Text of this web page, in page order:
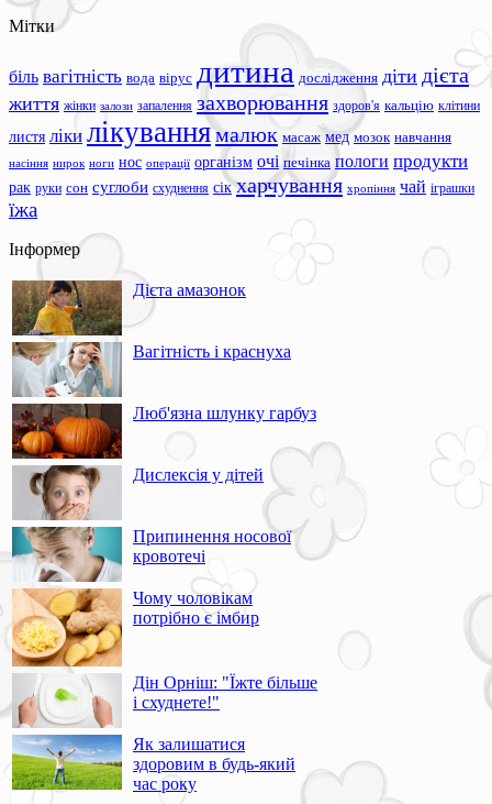
Мітки
біль вагітність вода вірус дитина дослідження діти дієта
життя жінки залози запалення захворювання здоров'я кальцію клітини
листя ліки лікуваннямалюк масаж мед мозок навчання
насіння нирок ноги нос операції організм очі печінка пологи продукти
рак руки сон суглоби схуднення сік харчування хропіння чай іграшки
їжа
Інформер
Дієта амазонок
Вагітність і краснуха
Люб'язна шлунку гарбуз
Дислексія у дітей
Припинення носової
кровотечі
Чому чоловікам
потрібно є імбир
Дін Орніш: "Їжте більше
і схуднете!"
Як залишатися
здоровим в будь-який
час року